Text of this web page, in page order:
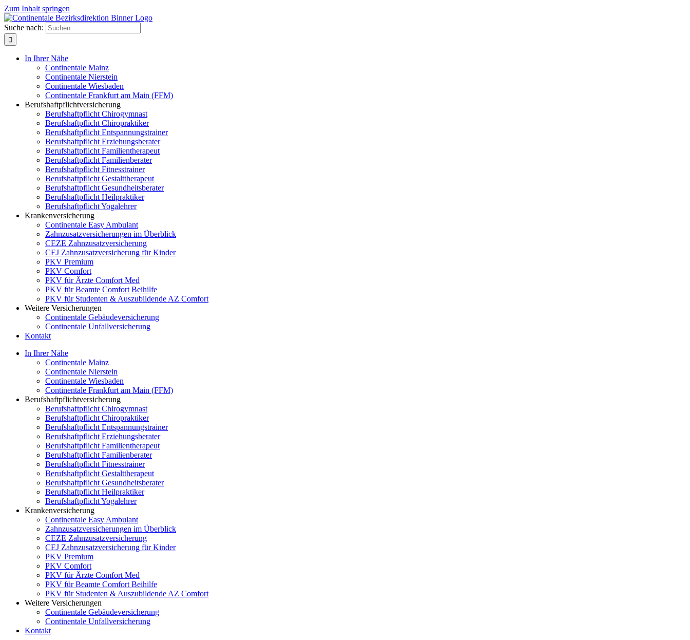
Zum Inhalt springen
Suche nach:
In Ihrer Nähe
Continentale Mainz
Continentale Nierstein
Continentale Wiesbaden
Continentale Frankfurt am Main (FFM)
Berufshaftpflichtversicherung
Berufshaftpflicht Chirogymnast
Berufshaftpflicht Chiropraktiker
Berufshaftpflicht Entspannungstrainer
Berufshaftpflicht Erziehungsberater
Berufshaftpflicht Familientherapeut
Berufshaftpflicht Familienberater
Berufshaftpflicht Fitnesstrainer
Berufshaftpflicht Gestalttherapeut
Berufshaftpflicht Gesundheitsberater
Berufshaftpflicht Heilpraktiker
Berufshaftpflicht Yogalehrer
Krankenversicherung
Continentale Easy Ambulant
Zahnzusatzversicherungen im Überblick
CEZE Zahnzusatzversicherung
CEJ Zahnzusatzversicherung für Kinder
PKV Premium
PKV Comfort
PKV für Ärzte Comfort Med
PKV für Beamte Comfort Beihilfe
PKV für Studenten & Auszubildende AZ Comfort
Weitere Versicherungen
Continentale Gebäudeversicherung
Continentale Unfallversicherung
Kontakt
In Ihrer Nähe
Continentale Mainz
Continentale Nierstein
Continentale Wiesbaden
Continentale Frankfurt am Main (FFM)
Berufshaftpflichtversicherung
Berufshaftpflicht Chirogymnast
Berufshaftpflicht Chiropraktiker
Berufshaftpflicht Entspannungstrainer
Berufshaftpflicht Erziehungsberater
Berufshaftpflicht Familientherapeut
Berufshaftpflicht Familienberater
Berufshaftpflicht Fitnesstrainer
Berufshaftpflicht Gestalttherapeut
Berufshaftpflicht Gesundheitsberater
Berufshaftpflicht Heilpraktiker
Berufshaftpflicht Yogalehrer
Krankenversicherung
Continentale Easy Ambulant
Zahnzusatzversicherungen im Überblick
CEZE Zahnzusatzversicherung
CEJ Zahnzusatzversicherung für Kinder
PKV Premium
PKV Comfort
PKV für Ärzte Comfort Med
PKV für Beamte Comfort Beihilfe
PKV für Studenten & Auszubildende AZ Comfort
Weitere Versicherungen
Continentale Gebäudeversicherung
Continentale Unfallversicherung
Kontakt